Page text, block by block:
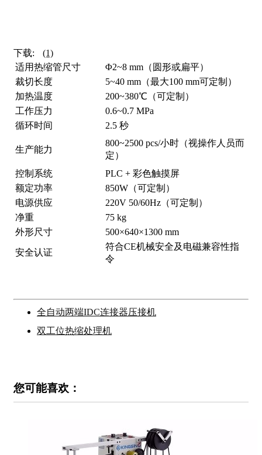
下载:
(1)
适用热缩管尺寸
Φ2~8 mm（圆形或扁平）
裁切长度
5~40 mm（最大100 mm可定制）
加热温度
200~380℃（可定制）
工作压力
0.6~0.7 MPa
循环时间
2.5 秒
生产能力
800~2500 pcs/小时（视操作人员而
定）
控制系统
PLC + 彩色触摸屏
额定功率
850W（可定制）
电源供应
220V 50/60Hz（可定制）
净重
75 kg
外形尺寸
500×640×1300 mm
安全认证
符合CE机械安全及电磁兼容性指
令
全自动两端IDC连接器压接机
双工位热缩处理机
您可能喜欢：